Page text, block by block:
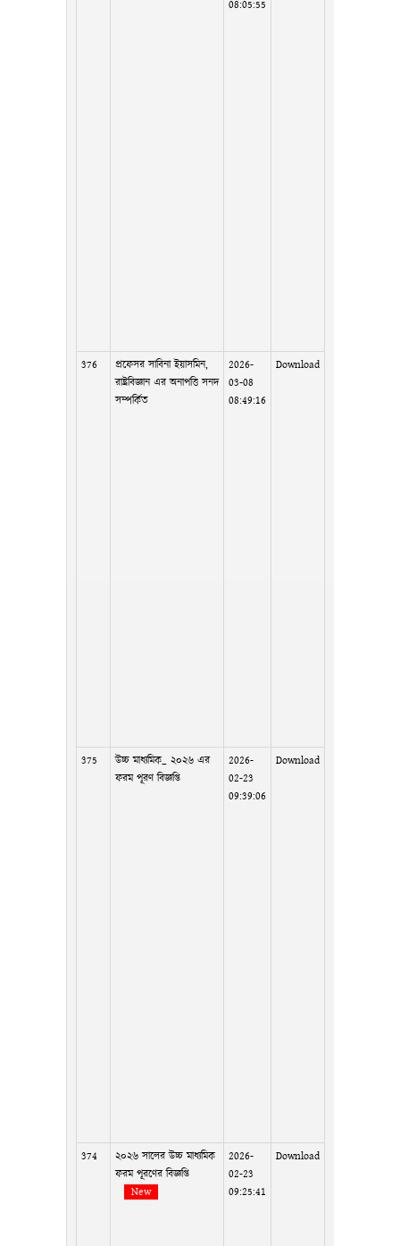
08:05:55
376
প্রফেসর সাবিনা ইয়াসমিন,
রাষ্ট্রবিজ্ঞান এর অনাপত্তি সনদ
সম্পর্কিত
2026-
03-08
08:49:16
Download
375
উচ্চ মাধ্যমিক_ ২০২৬ এর
ফরম পূরণ বিজ্ঞপ্তি
2026-
02-23
09:39:06
Download
374
২০২৬ সালের উচ্চ মাধ্যমিক
ফরম পূরণের বিজ্ঞপ্তি
New
2026-
02-23
09:25:41
Download